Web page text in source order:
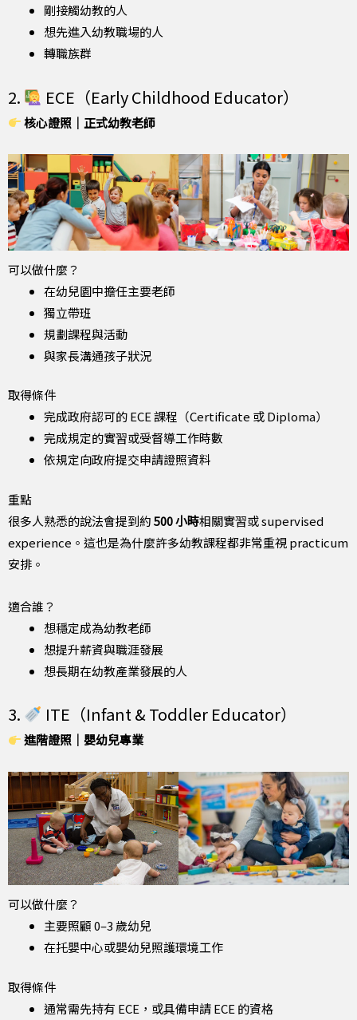
剛接觸幼教的人
想先進入幼教職場的人
轉職族群
2. ECE（Early Childhood Educator）
核心證照｜正式幼教老師
可以做什麼？
在幼兒園中擔任主要老師
獨立帶班
規劃課程與活動
與家長溝通孩子狀況
取得條件
完成政府認可的 ECE 課程（Certificate 或 Diploma）
完成規定的實習或受督導工作時數
依規定向政府提交申請證照資料
重點
很多人熟悉的說法會提到約500 小時相關實習或 supervised
experience。這也是為什麼許多幼教課程都非常重視 practicum
安排。
適合誰？
想穩定成為幼教老師
想提升薪資與職涯發展
想長期在幼教產業發展的人
3. ITE（Infant & Toddler Educator）
進階證照｜嬰幼兒專業
可以做什麼？
主要照顧 0–3 歲幼兒
在托嬰中心或嬰幼兒照護環境工作
取得條件
通常需先持有 ECE，或具備申請 ECE 的資格